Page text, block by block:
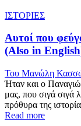
ΙΣΤΟΡΙΕΣ
Αυτοί που
(Also in
Του Μανώλη
Ήταν και ο
μας, που σιγά σιγά
πρόθυρα της
Read more